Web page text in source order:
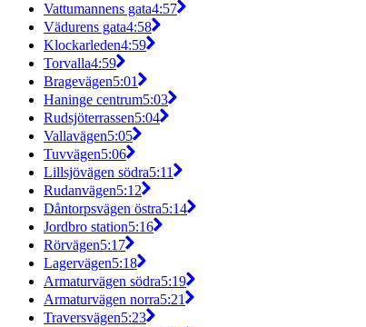
Vattumannens gata4:57
Vädurens gata4:58
Klockarleden4:59
Torvalla4:59
Bragevägen5:01
Haninge centrum5:03
Rudsjöterrassen5:04
Vallavägen5:05
Tuvvägen5:06
Lillsjövägen södra5:11
Rudanvägen5:12
Dåntorpsvägen östra5:14
Jordbro station5:16
Rörvägen5:17
Lagervägen5:18
Armaturvägen södra5:19
Armaturvägen norra5:21
Traversvägen5:23